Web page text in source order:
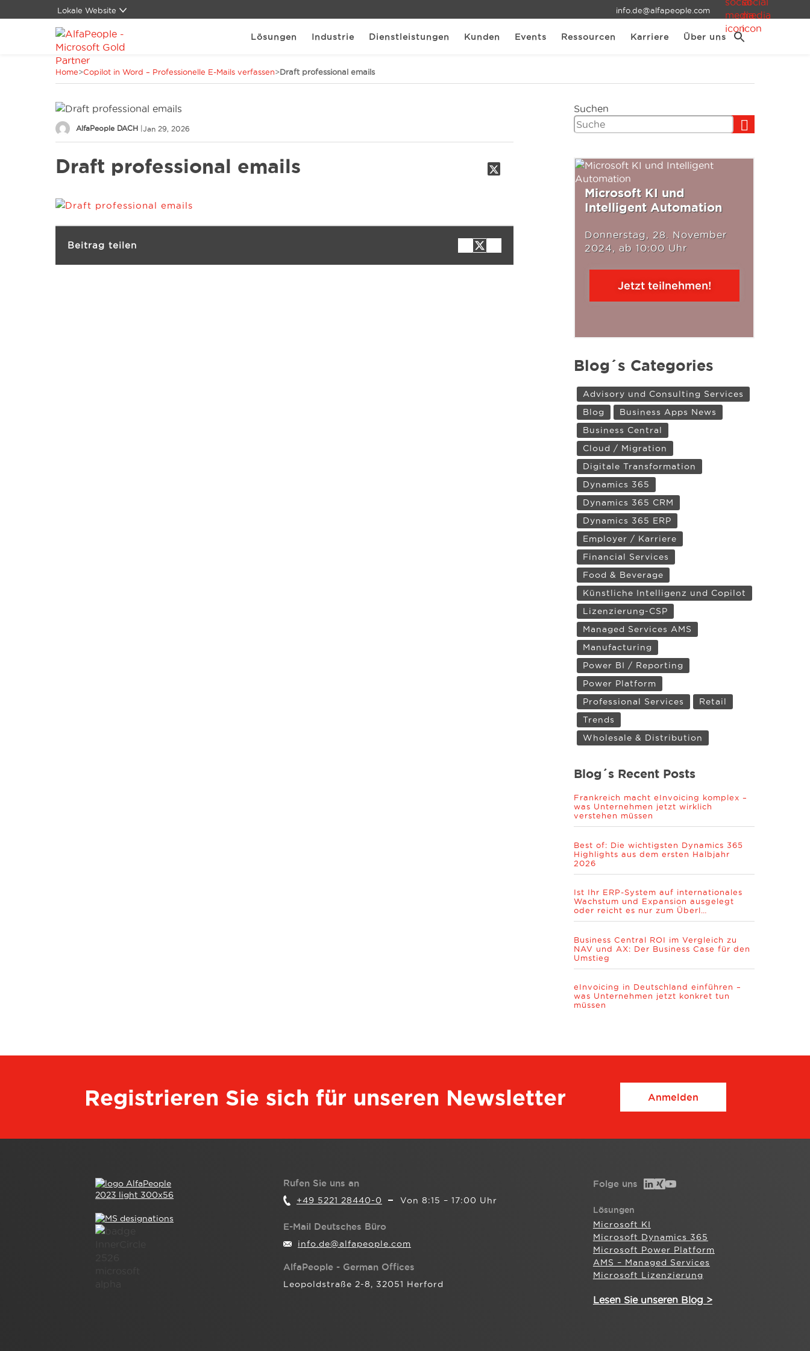
Lokale Website
Global
Brasilien
China
Dänemark
LATAM
Schweiz
Vereinigte Staaten
info.de@alfapeople.com
Lösungen Industrie Dienstleistungen Kunden Events Ressourcen Karriere Über uns
Home>Copilot in Word – Professionelle E-Mails verfassen>Draft professional emails
AlfaPeople DACH |Jan 29, 2026
Draft professional emails
Beitrag teilen
Suchen
Microsoft KI und
Intelligent Automation
Donnerstag, 28. November
2024, ab 10:00 Uhr
Jetzt teilnehmen!
Blog´s Categories
Advisory und Consulting Services
Blog
Business Apps News
Business Central
Cloud / Migration
Digitale Transformation
Dynamics 365
Dynamics 365 CRM
Dynamics 365 ERP
Employer / Karriere
Financial Services
Food & Beverage
Künstliche Intelligenz und Copilot
Lizenzierung-CSP
Managed Services AMS
Manufacturing
Power BI / Reporting
Power Platform
Professional Services
Retail
Trends
Wholesale & Distribution
Blog´s Recent Posts
Frankreich macht eInvoicing komplex –
was Unternehmen jetzt wirklich
verstehen müssen
Best of: Die wichtigsten Dynamics 365
Highlights aus dem ersten Halbjahr
2026
Ist Ihr ERP-System auf internationales
Wachstum und Expansion ausgelegt
oder reicht es nur zum Überl…
Business Central ROI im Vergleich zu
NAV und AX: Der Business Case für den
Umstieg
eInvoicing in Deutschland einführen –
was Unternehmen jetzt konkret tun
müssen
Registrieren Sie sich für unseren Newsletter Anmelden
Rufen Sie uns an
+49 5221 28440-0 Von 8:15 – 17:00 Uhr
E-Mail Deutsches Büro
info.de@alfapeople.com
AlfaPeople - German Offices
Leopoldstraße 2-8, 32051 Herford
Folge uns
Lösungen
Microsoft KI
Microsoft Dynamics 365
Microsoft Power Platform
AMS – Managed Services
Microsoft Lizenzierung
Lesen Sie unseren Blog >